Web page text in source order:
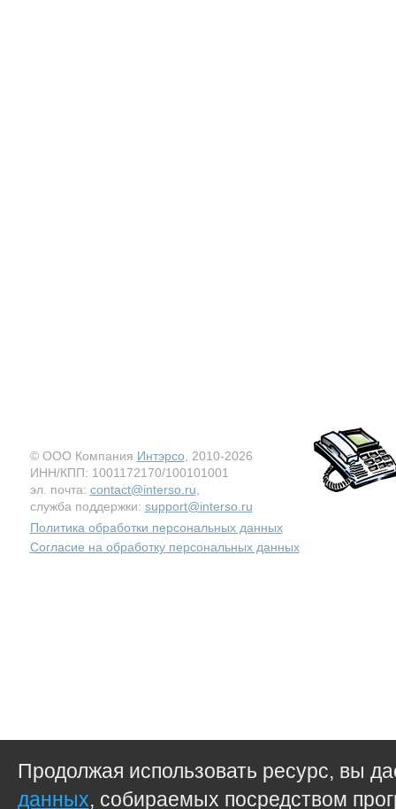
© ООО Компания Интэрсо , 2010-2026
ИНН/КПП: 1001172170/100101001
эл. почта: contact@interso.ru
служба поддержки: support@interso.ru
Политика обработки персональных данных
Согласие на обработку персональных данных
Продолжая использовать ресурс, вы
данных, собираемых посредством